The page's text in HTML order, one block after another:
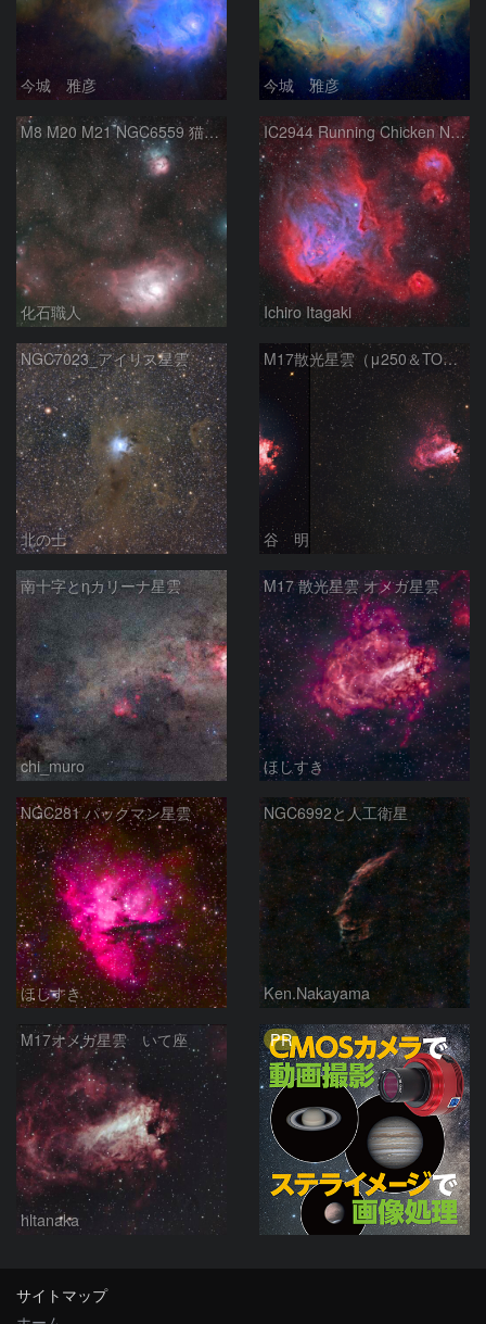
今城 雅彦 今城 雅彦
M8 M20 M21 NGC6559 猫の手星雲 いて座
化石職人
IC2944 Running Chicken Nebula
Ichiro Itagaki
NGC7023_アイリス星雲
北の士
M17散光星雲（μ250＆TOA130）
谷 明
南十字とηカリーナ星雲
chi_muro
M17 散光星雲 オメガ星雲
ほしすき
NGC281 パックマン星雲
ほしすき
NGC6992と人工衛星
Ken.Nakayama
M17オメガ星雲 いて座
hltanaka
PR
サイトマップ